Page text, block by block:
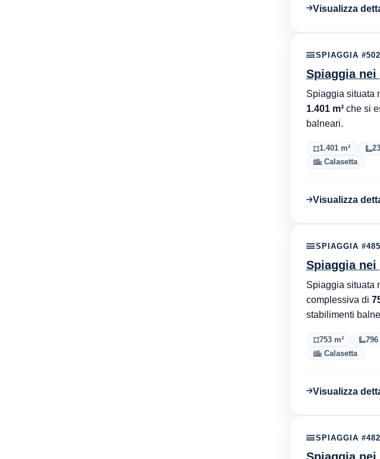
Visualizza
SPIAGGIA
Spiaggia nei
Spiaggia situata
1.401 m²che si
balneari.
1.401 m²
Calasetta
Visualizza
SPIAGGIA
Spiaggia nei
Spiaggia situata
complessiva di
stabilimenti
753 m² 796
Calasetta
Visualizza
SPIAGGIA